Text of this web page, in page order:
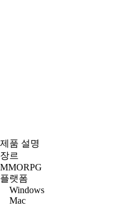
제품 설명
장르
MMORPG
플랫폼
Windows
Mac